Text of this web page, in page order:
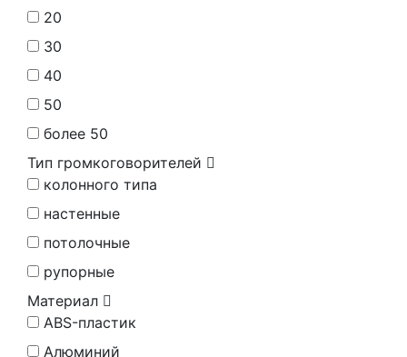
20
30
40
50
более 50
Тип громкоговорителей
колонного типа
настенные
потолочные
рупорные
Материал
ABS-пластик
Алюминий